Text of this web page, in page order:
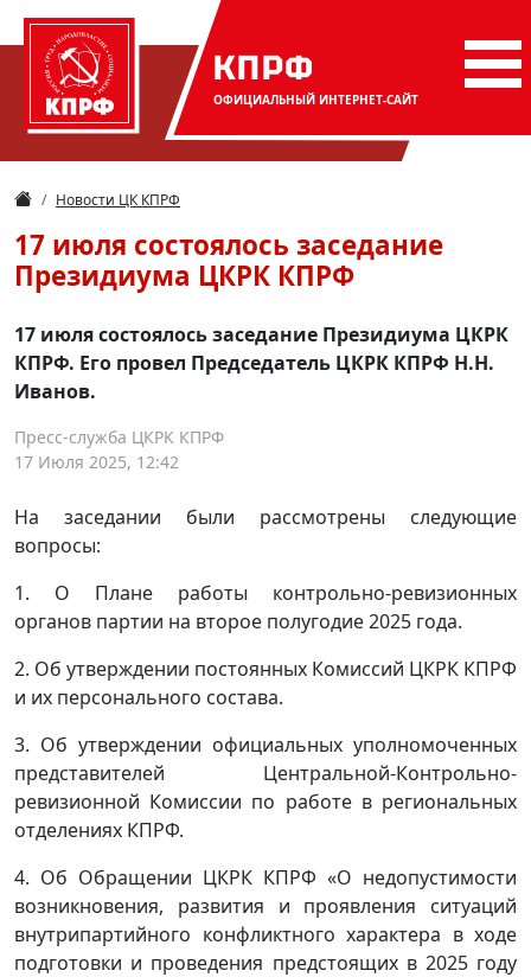
КПРФ
ОФИЦИАЛЬНЫЙ ИНТЕРНЕТ-САЙТ
Новости ЦК КПРФ
17 июля состоялось заседание
Президиума ЦКРК КПРФ
17 июля состоялось заседание Президиума ЦКРК
КПРФ. Его провел Председатель ЦКРК КПРФ Н.Н.
Иванов.
Пресс-служба ЦКРК КПРФ
17 Июля 2025, 12:42
На заседании были рассмотрены следующие
вопросы:
1. О Плане работы контрольно-ревизионных
органов партии на второе полугодие 2025 года.
2. Об утверждении постоянных Комиссий ЦКРК КПРФ
и их персонального состава.
3. Об утверждении официальных уполномоченных
представителей Центральной-Контрольно-
ревизионной Комиссии по работе в региональных
отделениях КПРФ.
4. Об Обращении ЦКРК КПРФ «О недопустимости
возникновения, развития и проявления ситуаций
внутрипартийного конфликтного характера в ходе
подготовки и проведения предстоящих в 2025 году